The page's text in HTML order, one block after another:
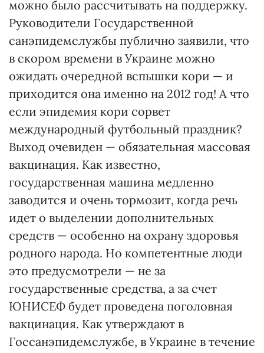
можно было рассчитывать на поддержку.
Руководители Государственной
санэпидемслужбы публично заявили, что
в скором времени в Украине можно
ожидать очередной вспышки кори — и
приходится она именно на 2012 год! А что
если эпидемия кори сорвет
международный футбольный праздник?
Выход очевиден — обязательная массовая
вакцинация. Как известно,
государственная машина медленно
заводится и очень тормозит, когда речь
идет о выделении дополнительных
средств — особенно на охрану здоровья
родного народа. Но компетентные люди
это предусмотрели — не за
государственные средства, а за счет
ЮНИСЕФ будет проведена поголовная
вакцинация. Как утверждают в
Госсанэпидемслужбе, в Украине в течение